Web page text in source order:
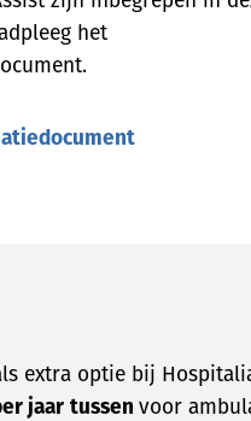
het
extra optie bij
jaar tussenvoor